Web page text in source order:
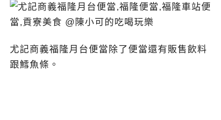
尤記商義福隆月台便當除了便當還有販售飲料
跟鱈魚條。